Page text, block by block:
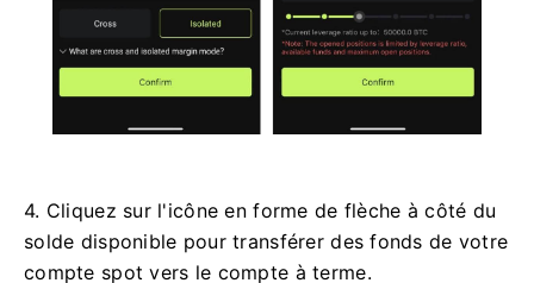
4. Cliquez sur l'icône en forme de flèche à côté du
solde disponible pour transférer des fonds de votre
compte spot vers le compte à terme.